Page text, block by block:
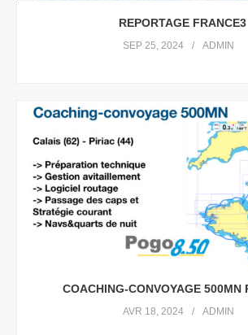
REPORTAGE FRANCE3
SEP 25, 2024 ADMIN
COACHING-CONVOYAGE 500MN
AVR 18, 2024 ADMIN